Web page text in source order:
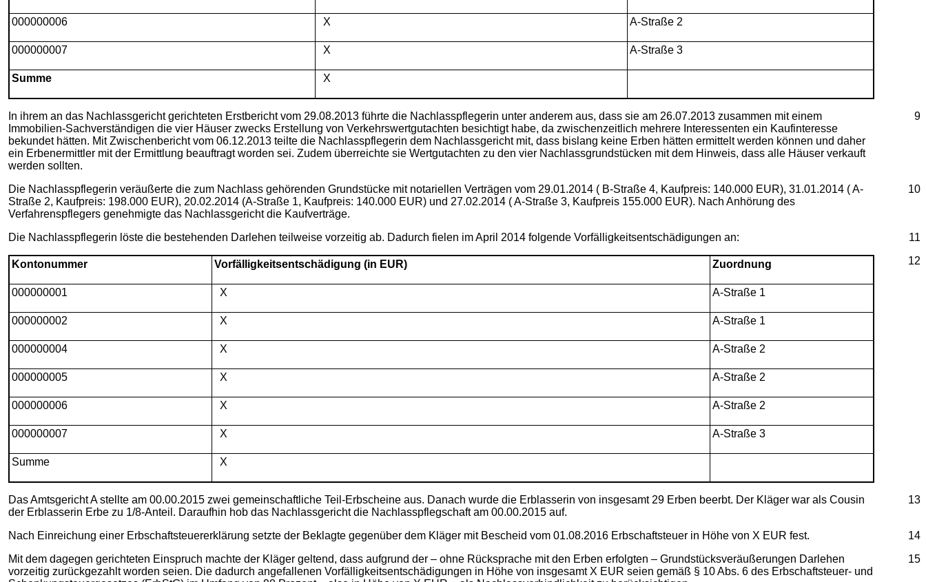
000000006 X A-Straße 2
000000007 X A-Straße 3
Summe X
9
In ihrem an das Nachlassgericht gerichteten Erstbericht vom 29.08.2013 führte die Nachlasspflegerin unter anderem aus, dass sie am 26.07.2013 zusammen mit einem
Immobilien-Sachverständigen die vier Häuser zwecks Erstellung von Verkehrswertgutachten besichtigt habe, da zwischenzeitlich mehrere Interessenten ein Kaufinteresse
bekundet hätten. Mit Zwischenbericht vom 06.12.2013 teilte die Nachlasspflegerin dem Nachlassgericht mit, dass bislang keine Erben hätten ermittelt werden können und daher
ein Erbenermittler mit der Ermittlung beauftragt worden sei. Zudem überreichte sie Wertgutachten zu den vier Nachlassgrundstücken mit dem Hinweis, dass alle Häuser verkauft
werden sollten.
10
Die Nachlasspflegerin veräußerte die zum Nachlass gehörenden Grundstücke mit notariellen Verträgen vom 29.01.2014 ( B-Straße 4, Kaufpreis: 140.000 EUR), 31.01.2014 ( A-
Straße 2, Kaufpreis: 198.000 EUR), 20.02.2014 (A-Straße 1, Kaufpreis: 140.000 EUR) und 27.02.2014 ( A-Straße 3, Kaufpreis 155.000 EUR). Nach Anhörung des
Verfahrenspflegers genehmigte das Nachlassgericht die Kaufverträge.
11
Die Nachlasspflegerin löste die bestehenden Darlehen teilweise vorzeitig ab. Dadurch fielen im April 2014 folgende Vorfälligkeitsentschädigungen an:
12
Kontonummer Vorfälligkeitsentschädigung (in EUR) Zuordnung
000000001 X A-Straße 1
000000002 X A-Straße 1
000000004 X A-Straße 2
000000005 X A-Straße 2
000000006 X A-Straße 2
000000007 X A-Straße 3
Summe X
13
Das Amtsgericht A stellte am 00.00.2015 zwei gemeinschaftliche Teil-Erbscheine aus. Danach wurde die Erblasserin von insgesamt 29 Erben beerbt. Der Kläger war als Cousin
der Erblasserin Erbe zu 1/8-Anteil. Daraufhin hob das Nachlassgericht die Nachlasspflegschaft am 00.00.2015 auf.
14
Nach Einreichung einer Erbschaftsteuererklärung setzte der Beklagte gegenüber dem Kläger mit Bescheid vom 01.08.2016 Erbschaftsteuer in Höhe von X EUR fest.
15
Mit dem dagegen gerichteten Einspruch machte der Kläger geltend, dass aufgrund der – ohne Rücksprache mit den Erben erfolgten – Grundstücksveräußerungen Darlehen
vorzeitig zurückgezahlt worden seien. Die dadurch angefallenen Vorfälligkeitsentschädigungen in Höhe von insgesamt X EUR seien gemäß § 10 Abs. 6 des Erbschaftsteuer- und